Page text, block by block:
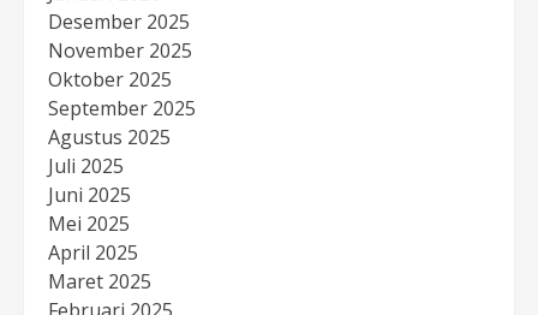
Desember 2025
November 2025
Oktober 2025
September 2025
Agustus 2025
Juli 2025
Juni 2025
Mei 2025
April 2025
Maret 2025